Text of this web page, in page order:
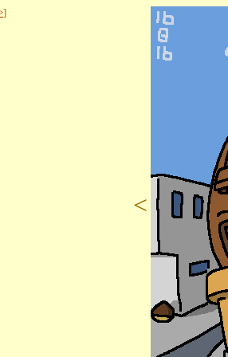
]
<